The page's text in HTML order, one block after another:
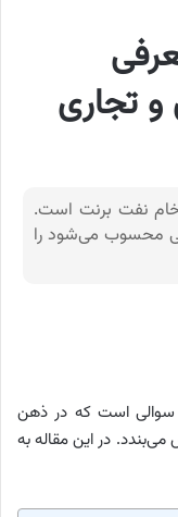
تجاری
نفت برنت است.
محسوب می‌شود را
است که در ذهن
در این مقاله به